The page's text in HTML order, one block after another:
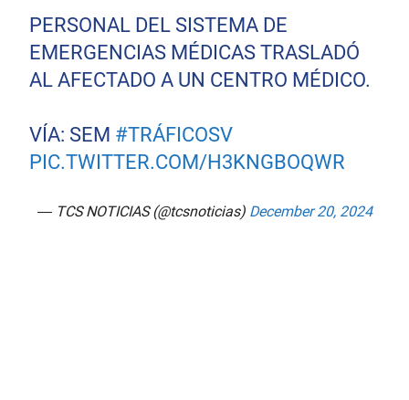
PERSONAL DEL SISTEMA DE
EMERGENCIAS MÉDICAS TRASLADÓ
AL AFECTADO A UN CENTRO MÉDICO.
VÍA: SEM #TRÁFICOSV
PIC.TWITTER.COM/H3KNGBOQWR
— TCS NOTICIAS (@tcsnoticias) December 20, 2024